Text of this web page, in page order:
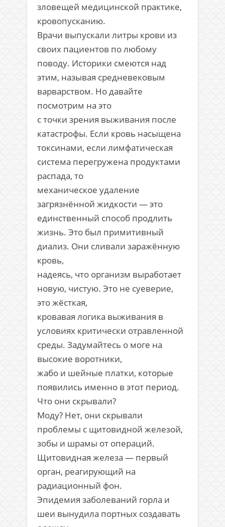
зловещей медицинской практике,
кровопусканию.
Врачи выпускали литры крови из
своих пациентов по любому
поводу. Историки смеются над
этим, называя средневековым
варварством. Но давайте
посмотрим на это
с точки зрения выживания после
катастрофы. Если кровь насыщена
токсинами, если лимфатическая
система перегружена продуктами
распада, то
механическое удаление
загрязнённой жидкости — это
единственный способ продлить
жизнь. Это был примитивный
диализ. Они сливали заражённую
кровь,
надеясь, что организм выработает
новую, чистую. Это не суеверие,
это жёсткая,
кровавая логика выживания в
условиях критически отравленной
среды. Задумайтесь о моге на
высокие воротники,
жабо и шейные платки, которые
появились именно в этот период.
Что они скрывали?
Моду? Нет, они скрывали
проблемы с щитовидной железой,
зобы и шрамы от операций.
Щитовидная железа — первый
орган, реагирующий на
радиационный фон.
Эпидемия заболеваний горла и
шеи вынудила портных создавать